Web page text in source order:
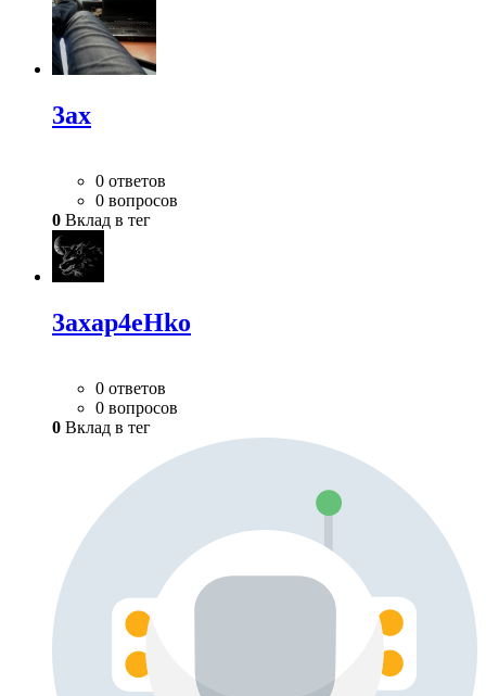
3ax
0 ответов
0 вопросов
0 Вклад в тег
3axap4eHko
0 ответов
0 вопросов
0 Вклад в тег